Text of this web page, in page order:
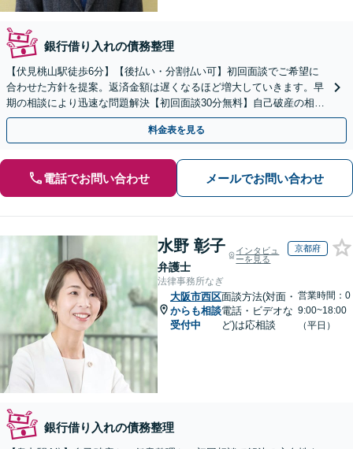
銀行借り入れの債務整理
【伏見桃山駅徒歩6分】【後払い・分割払い可】初回面談でご希望に
合わせた方針を提案。返済金額は遅くなるほど増大していきます。早
期の相談により迅速な問題解決【初回面談30分無料】自己破産の相談
や、自宅や愛車を残したい方もお任せください。
料金表を見る
電話でお問い合わせ メールでお問い合わせ
水野 彰子
弁護士
インタビュ
ーを見る
京都府
法律事務所なぎ
大阪市西区
からも相談
受付中
面談方法(対面・
電話・ビデオな
ど)は応相談
営業時間：0
9:00~18:00
（平日）
銀行借り入れの債務整理